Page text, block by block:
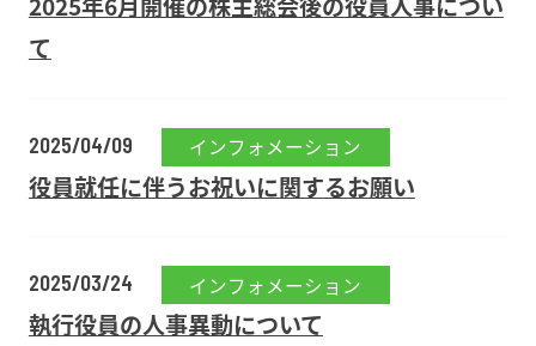
て
2025/04/09 インフォメーション
役員就任に伴うお祝いに関するお願い
2025/03/24 インフォメーション
執行役員の人事異動について